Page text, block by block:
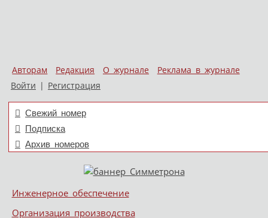
Авторам Редакция О журнале
Реклама в журнале
Войти | Регистрация
Свежий номер
Подписка
Архив номеров
Меню
Skip to content
Инженерное обеспечение
Организация производства